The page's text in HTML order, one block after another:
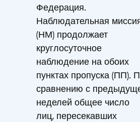
Федерация.
Наблюдательная
(НМ) продолжает
круглосуточное
наблюдение на обоих
пунктах пропуска (ПП).
сравнению с
неделей общее число
лиц, пересекавших